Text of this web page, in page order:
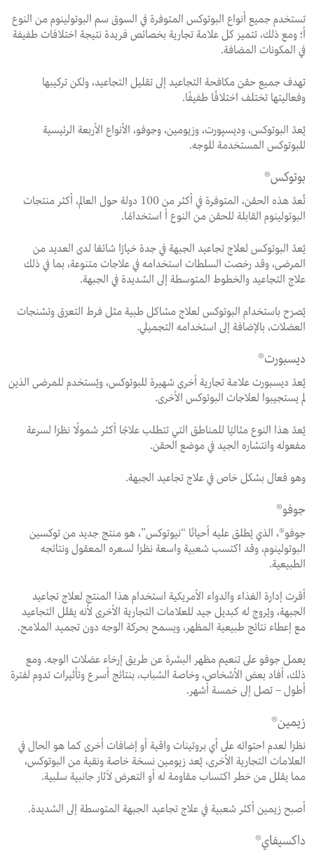
تستخدم جميع أنواع البوتوكس المتوفرة في السوق سم البوتولينوم من النوع
أ؛ ومع ذلك، تتميز كل علامة تجارية بخصائص فريدة نتيجة اختلافات طفيفة
في المكونات المضافة.
تهدف جميع حقن مكافحة التجاعيد إلى تقليل التجاعيد، ولكن تركيبها
وفعاليتها تختلف اختلافًا طفيفًا.
يُعدّ البوتوكس، وديسپورت، وزيومين، وجوفو، الأنواع الأربعة الرئيسية
للبوتوكس المستخدمة للوجه.
بوتوكس®
تُعدّ هذه الحقن، المتوفرة في أكثر من 100 دولة حول العالم، أكثر منتجات
البوتولينوم القابلة للحقن من النوع أ استخدامًا.
يُعدّ البوتوكس لعلاج تجاعيد الجبهة في جدة خيارًا شائعًا لدى العديد من
المرضى، وقد رخصت السلطات استخدامه في علاجات متنوعة، بما في ذلك
علاج التجاعيد والخطوط المتوسطة إلى الشديدة في الجبهة.
يُصرّح باستخدام البوتوكس لعلاج مشاكل طبية مثل فرط التعرّق وتشنجات
العضلات، بالإضافة إلى استخدامه التجميلي.
ديسبورت®
يُعدّ ديسبورت علامة تجارية أخرى شهيرة للبوتوكس، ويُستخدم للمرضى الذين
لم يستجيبوا لعلاجات البوتوكس الأخرى.
يُعدّ هذا النوع مثاليًا للمناطق التي تتطلب علاجًا أكثر شمولًا نظرًا لسرعة
مفعوله وانتشاره الجيد في موضع الحقن.
وهو فعال بشكل خاص في علاج تجاعيد الجبهة.
جوفو®
جوفو®، الذي يُطلق عليه أحيانًا “نيوتوكس”، هو منتج جديد من توكسين
البوتولينوم، وقد اكتسب شعبية واسعة نظرًا لسعره المعقول ونتائجه
الطبيعية.
أقرت إدارة الغذاء والدواء الأمريكية استخدام هذا المنتج لعلاج تجاعيد
الجبهة، ويُروج له كبديل جيد للعلامات التجارية الأخرى لأنه يقلل التجاعيد
مع إعطاء نتائج طبيعية المظهر، ويسمح بحركة الوجه دون تجميد الملامح.
يعمل جوفو على تنعيم مظهر البشرة عن طريق إرخاء عضلات الوجه. ومع
ذلك، أفاد بعض الأشخاص، وخاصة الشباب، بنتائج أسرع وتأثيرات تدوم لفترة
أطول – تصل إلى خمسة أشهر.
زيمين®
نظرًا لعدم احتوائه على أي بروتينات واقية أو إضافات أخرى كما هو الحال في
العلامات التجارية الأخرى، يُعد زيومين نسخة خاصة ونقية من البوتوكس،
مما يقلل من خطر اكتساب مقاومة له أو التعرض لآثار جانبية سلبية.
أصبح زيمين أكثر شعبية في علاج تجاعيد الجبهة المتوسطة إلى الشديدة.
داكسيفاي®